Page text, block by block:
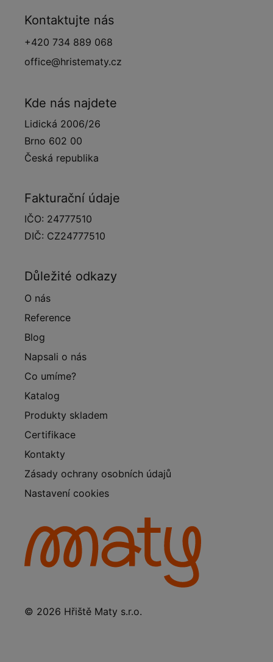
Kontaktujte nás
+420 734 889 068
office@hristematy.cz
Kde nás najdete
Lidická 2006/26
Brno 602 00
Česká republika
Fakturační údaje
IČO: 24777510
DIČ: CZ24777510
Důležité odkazy
O nás
Reference
Blog
Napsali o nás
Co umíme?
Katalog
Produkty skladem
Certifikace
Kontakty
Zásady ochrany osobních údajů
Nastavení cookies
© 2026 Hřiště Maty s.r.o.